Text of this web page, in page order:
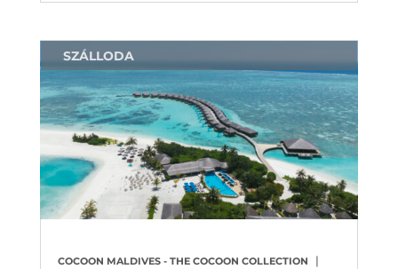
COCOON MALDIVES - THE COCOON COLLECTION |
SZÁLLODA